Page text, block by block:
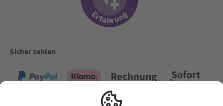
Sicher zahlen